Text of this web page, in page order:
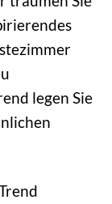
legen Sie